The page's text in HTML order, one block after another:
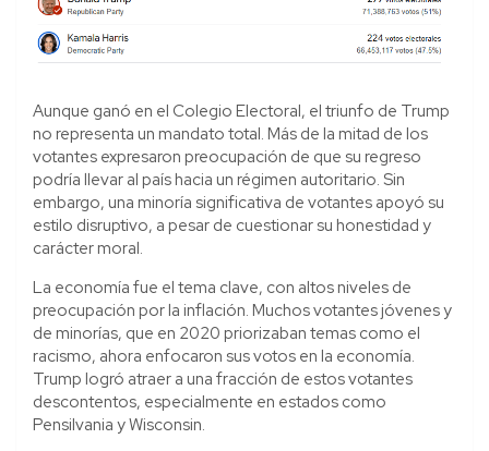
Aunque ganó en el Colegio Electoral, el triunfo de Trump
no representa un mandato total. Más de la mitad de los
votantes expresaron preocupación de que su regreso
podría llevar al país hacia un régimen autoritario. Sin
embargo, una minoría significativa de votantes apoyó su
estilo disruptivo, a pesar de cuestionar su honestidad y
carácter moral.
La economía fue el tema clave, con altos niveles de
preocupación por la inflación. Muchos votantes jóvenes y
de minorías, que en 2020 priorizaban temas como el
racismo, ahora enfocaron sus votos en la economía.
Trump logró atraer a una fracción de estos votantes
descontentos, especialmente en estados como
Pensilvania y Wisconsin.